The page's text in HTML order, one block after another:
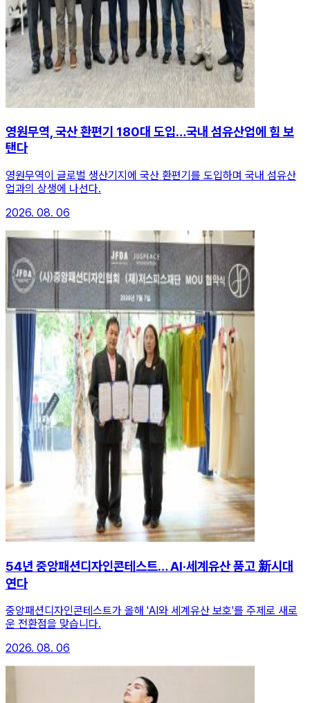
영원무역, 국산 환편기 180대 도입…국내 섬유산업에 힘 보
탠다
영원무역이 글로벌 생산기지에 국산 환편기를 도입하며 국내 섬유산
업과의 상생에 나선다.
2026. 08. 06
54년 중앙패션디자인콘테스트… AI·세계유산 품고 新시대
연다
중앙패션디자인콘테스트가 올해 'AI와 세계유산 보호'를 주제로 새로
운 전환점을 맞습니다.
2026. 08. 06